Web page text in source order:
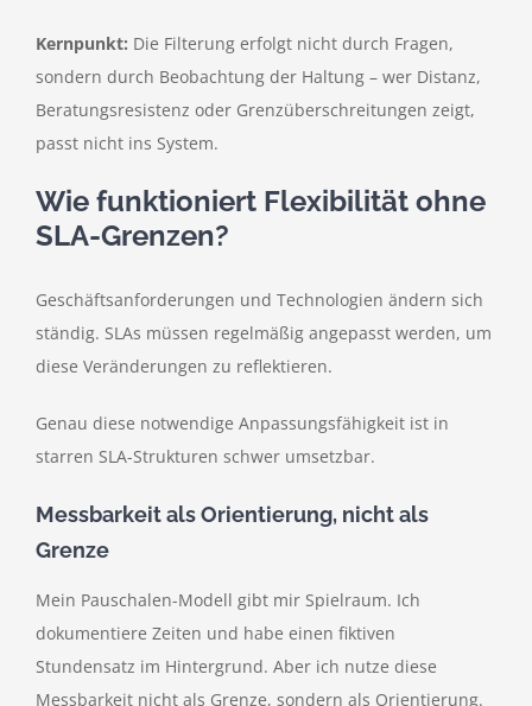
Kernpunkt: Die Filterung erfolgt nicht durch Fragen,
sondern durch Beobachtung der Haltung – wer Distanz,
Beratungsresistenz oder Grenzüberschreitungen zeigt,
passt nicht ins System.
Wie funktioniert Flexibilität ohne
SLA-Grenzen?
Geschäftsanforderungen und Technologien ändern sich
ständig. SLAs müssen regelmäßig angepasst werden, um
diese Veränderungen zu reflektieren.
Genau diese notwendige Anpassungsfähigkeit ist in
starren SLA-Strukturen schwer umsetzbar.
Messbarkeit als Orientierung, nicht als
Grenze
Mein Pauschalen-Modell gibt mir Spielraum. Ich
dokumentiere Zeiten und habe einen fiktiven
Stundensatz im Hintergrund. Aber ich nutze diese
Messbarkeit nicht als Grenze, sondern als Orientierung.